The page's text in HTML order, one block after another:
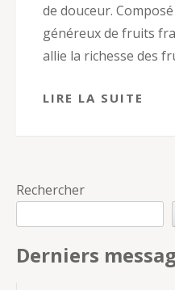
de douceur.
généreux de fruits
allie la richesse des
LIRE LA SUITE
Rechercher
Derniers